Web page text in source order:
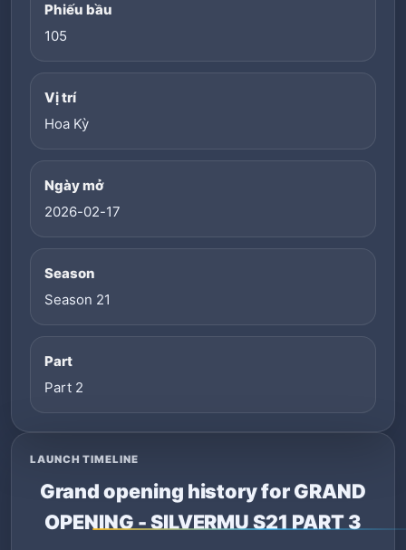
Phiếu bầu
105
Vị trí
Hoa Kỳ
Ngày mở
2026-02-17
Season
Season 21
Part
Part 2
LAUNCH TIMELINE
Grand opening history for GRAND
OPENING - SILVERMU S21 PART 3